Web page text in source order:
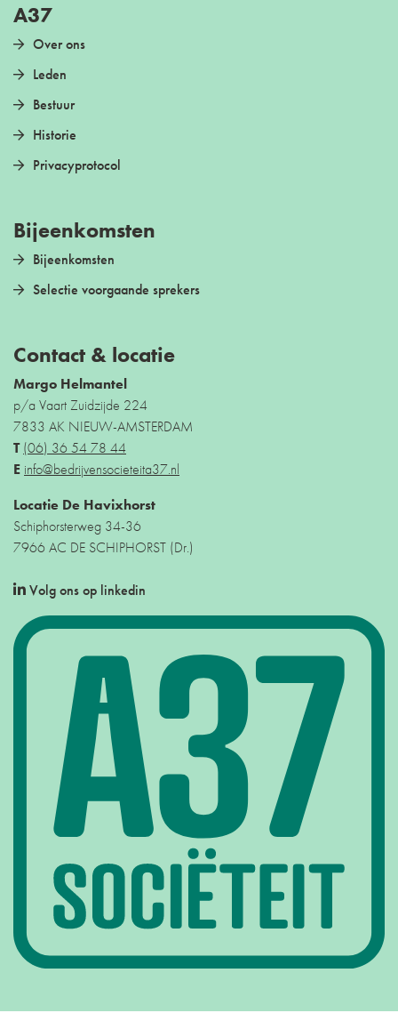
A37
Over ons
Leden
Bestuur
Historie
Privacyprotocol
Bijeenkomsten
Bijeenkomsten
Selectie voorgaande sprekers
Contact & locatie
Margo Helmantel
p/a Vaart Zuidzijde 224
7833 AK NIEUW-AMSTERDAM
T (06) 36 54 78 44
E info@bedrijvensocieteita37.nl
Locatie De Havixhorst
Schiphorsterweg 34-36
7966 AC DE SCHIPHORST (Dr.)
Volg ons op linkedin